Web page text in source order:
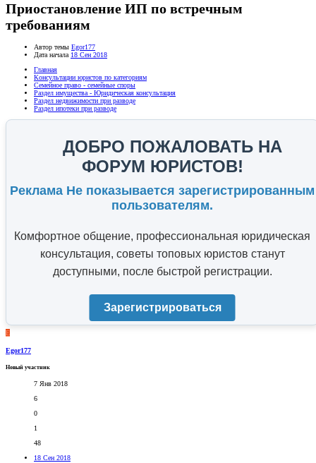
Приостановление ИП по встречным
требованиям
Автор темы Egor177
Дата начала 18 Сен 2018
Главная
Консультации юристов по категориям
Семейное право - семейные споры
Раздел имущества - Юридическая консультация
Раздел недвижимости при разводе
Раздел ипотеки при разводе
ДОБРО ПОЖАЛОВАТЬ НА
ФОРУМ ЮРИСТОВ!
Реклама Не показывается зарегистрированным
пользователям.
Комфортное общение, профессиональная юридическая
консультация, советы топовых юристов станут
доступными, после быстрой регистрации.
Зарегистрироваться
E
Egor177
Новый участник
7 Янв 2018
6
0
1
48
18 Сен 2018